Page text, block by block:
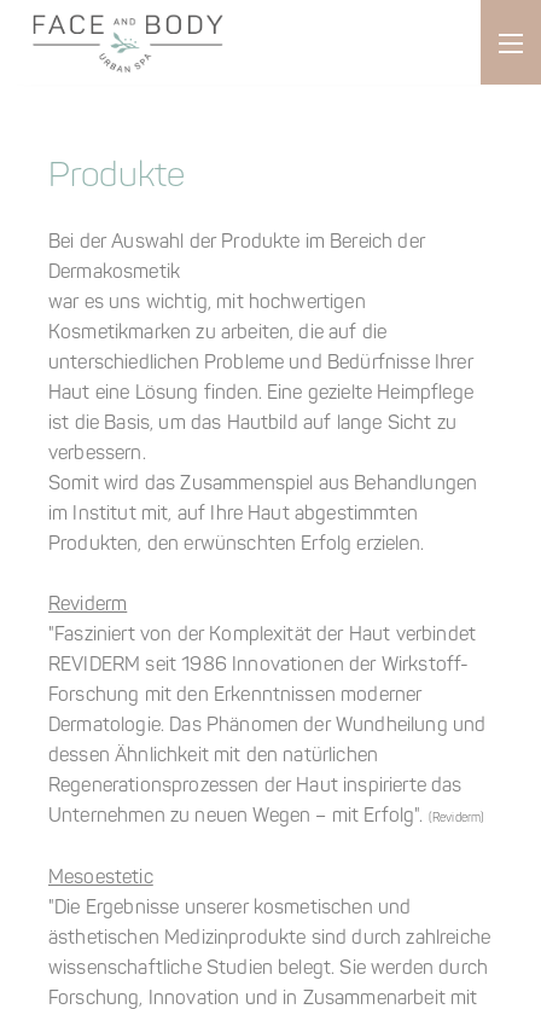
Produkte
Bei der Auswahl der Produkte im Bereich der
Dermakosmetik
war es uns wichtig, mit hochwertigen
Kosmetikmarken zu arbeiten, die auf die
unterschiedlichen Probleme und Bedürfnisse Ihrer
Haut eine Lösung finden. Eine gezielte Heimpflege
ist die Basis, um das Hautbild auf lange Sicht zu
verbessern.
Somit wird das Zusammenspiel aus Behandlungen
im Institut mit, auf Ihre Haut abgestimmten
Produkten, den erwünschten Erfolg erzielen.
Reviderm
"Fasziniert von der Komplexität der Haut verbindet
REVIDERM seit 1986 Innovationen der Wirkstoff-
Forschung mit den Erkenntnissen moderner
Dermatologie. Das Phänomen der Wundheilung und
dessen Ähnlichkeit mit den natürlichen
Regenerationsprozessen der Haut inspirierte das
Unternehmen zu neuen Wegen – mit Erfolg". (Reviderm)
Mesoestetic
"Die Ergebnisse unserer kosmetischen und
ästhetischen Medizinprodukte sind durch zahlreiche
wissenschaftliche Studien belegt. Sie werden durch
Forschung, Innovation und in Zusammenarbeit mit